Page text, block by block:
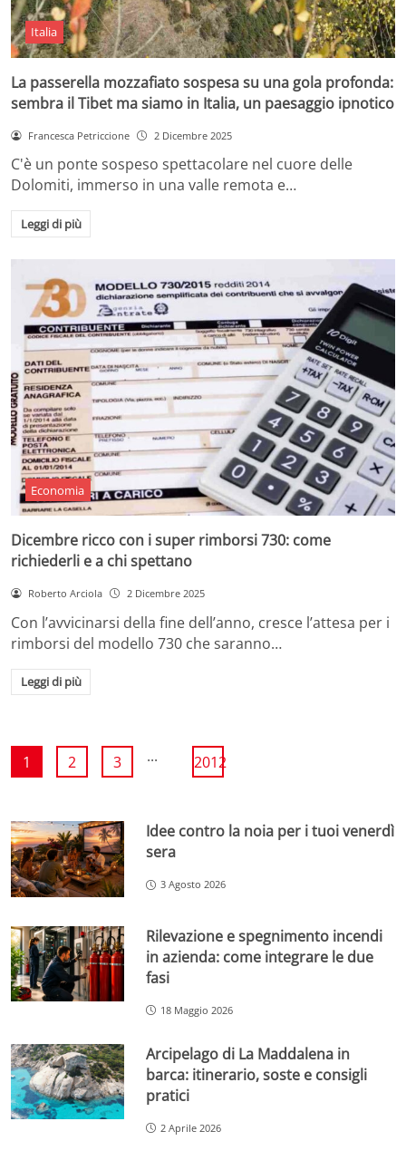
Italia
La passerella mozzafiato sospesa su una gola profonda:
sembra il Tibet ma siamo in Italia, un paesaggio ipnotico
Francesca Petriccione 2 Dicembre 2025
C'è un ponte sospeso spettacolare nel cuore delle
Dolomiti, immerso in una valle remota e…
Leggi di più
Economia
Dicembre ricco con i super rimborsi 730: come
richiederli e a chi spettano
Roberto Arciola 2 Dicembre 2025
Con l’avvicinarsi della fine dell’anno, cresce l’attesa per i
rimborsi del modello 730 che saranno…
Leggi di più
1 2 3 ... 2012
Idee contro la noia per i tuoi venerdì
sera
3 Agosto 2026
Rilevazione e spegnimento incendi
in azienda: come integrare le due
fasi
18 Maggio 2026
Arcipelago di La Maddalena in
barca: itinerario, soste e consigli
pratici
2 Aprile 2026